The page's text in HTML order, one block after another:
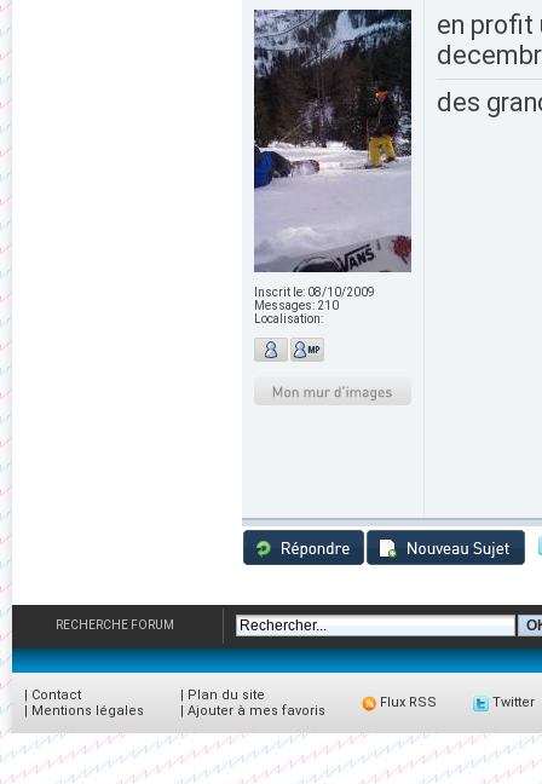
Inscrit le: 08/10/2009
Messages: 210
Localisation:
en profit
des
RECHERCHE FORUM
| Contact
| Mentions légales
| Plan du site
| Ajouter à mes favoris
Flux RSS Twitter